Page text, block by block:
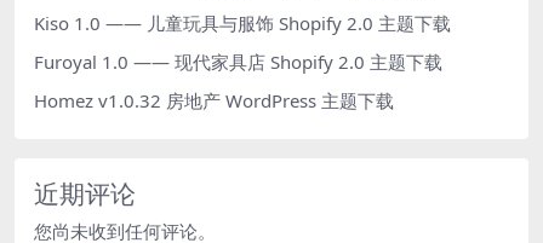
Kiso 1.0 —— 儿童玩具与服饰 Shopify 2.0 主题下载
Furoyal 1.0 —— 现代家具店 Shopify 2.0 主题下载
Homez v1.0.32 房地产 WordPress 主题下载
近期评论
您尚未收到任何评论。